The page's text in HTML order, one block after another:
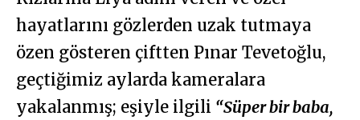
hayatlarını gözlerden uzak tutmaya
özen gösteren çiftten Pınar Tevetoğlu,
geçtiğimiz aylarda kameralara
yakalanmış; eşiyle ilgili “Süper bir baba,